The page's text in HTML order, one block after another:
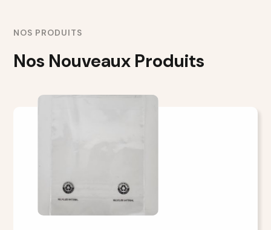
NOS PRODUITS
Nos Nouveaux Produits